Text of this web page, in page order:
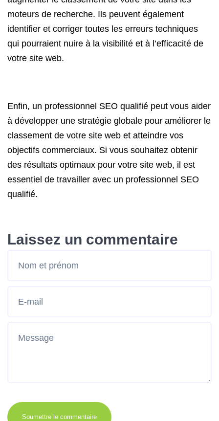
moteurs de recherche. Ils peuvent également
identifier et corriger toutes les erreurs techniques
qui pourraient nuire à la visibilité et à l’efficacité de
votre site web.
Enfin, un professionnel SEO qualifié peut vous aider
à développer une stratégie globale pour améliorer le
classement de votre site web et atteindre vos
objectifs commerciaux. Si vous souhaitez obtenir
des résultats optimaux pour votre site web, il est
essentiel de travailler avec un professionnel SEO
qualifié.
Laissez un commentaire
Soumettre le commentaire